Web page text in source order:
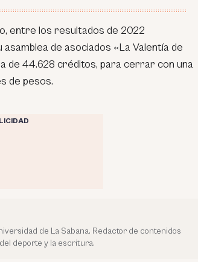
entre los resultados de 2022
de asociados «La Valentía de
de 44.628 créditos, para cerrar con una
de pesos.
de La Sabana. Redactor de contenidos
deporte y la escritura.